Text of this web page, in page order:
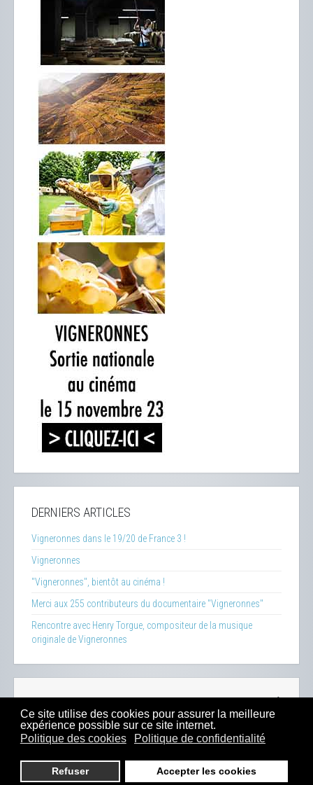
Ce site utilise des cookies pour assurer la meilleure
expérience possible sur ce site internet.
Politique des cookies
Politique de confidentialité
Refuser Accepter les cookies
DERNIERS ARTICLES
Vigneronnes dans le 19/20 de France 3 !
Vigneronnes
"Vigneronnes", bientôt au cinéma !
Merci aux 255 contributeurs du documentaire "Vigneronnes"
Rencontre avec Henry Torgue, compositeur de la musique
originale de Vigneronnes
100% Bio-Presse -Sitemap -Mentions Légales-Contacts
- Boutique